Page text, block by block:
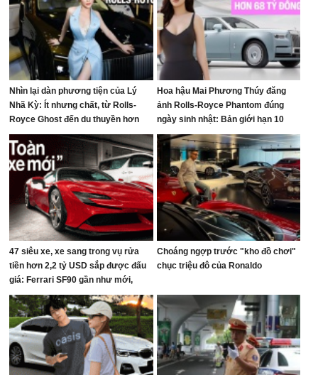
Nhìn lại dàn phương tiện của Lý
Nhã Kỳ: Ít nhưng chất, từ Rolls-
Royce Ghost đến du thuyền hơn
100 tỷ đồng
Hoa hậu Mai Phương Thúy đăng
ảnh Rolls-Royce Phantom đúng
ngày sinh nhật: Bản giới hạn 10
chiếc toàn cầu, giá quy đổi gần 68
tỷ đồng
47 siêu xe, xe sang trong vụ rửa
tiền hơn 2,2 tỷ USD sắp được đấu
giá: Ferrari SF90 gần như mới,
Rolls-Royce xếp hàng dài
Choáng ngợp trước "kho đồ chơi"
chục triệu đô của Ronaldo